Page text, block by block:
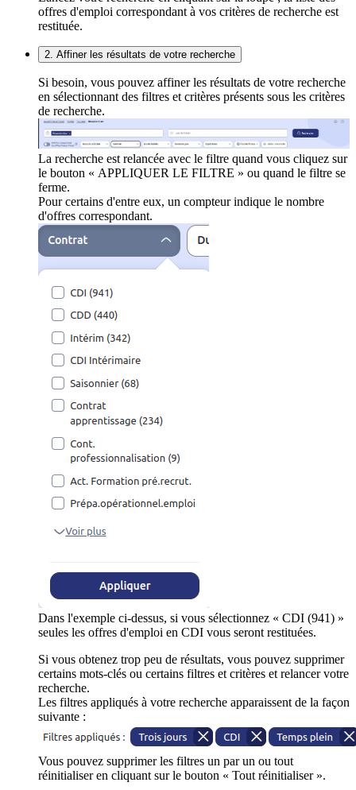
offres d'emploi correspondant à vos critères de recherche est
restituée.
2. Affiner les résultats de votre recherche
Si besoin, vous pouvez affiner les résultats de votre recherche
en sélectionnant des filtres et critères présents sous les critères
de recherche.
La recherche est relancée avec le filtre quand vous cliquez sur
le bouton « APPLIQUER LE FILTRE » ou quand le filtre se
ferme.
Pour certains d'entre eux, un compteur indique le nombre
d'offres correspondant.
Dans l'exemple ci-dessus, si vous sélectionnez « CDI (941) »
seules les offres d'emploi en CDI vous seront restituées.
Si vous obtenez trop peu de résultats, vous pouvez supprimer
certains mots-clés ou certains filtres et critères et relancer votre
recherche.
Les filtres appliqués à votre recherche apparaissent de la façon
suivante :
Vous pouvez supprimer les filtres un par un ou tout
réinitialiser en cliquant sur le bouton « Tout réinitialiser ».